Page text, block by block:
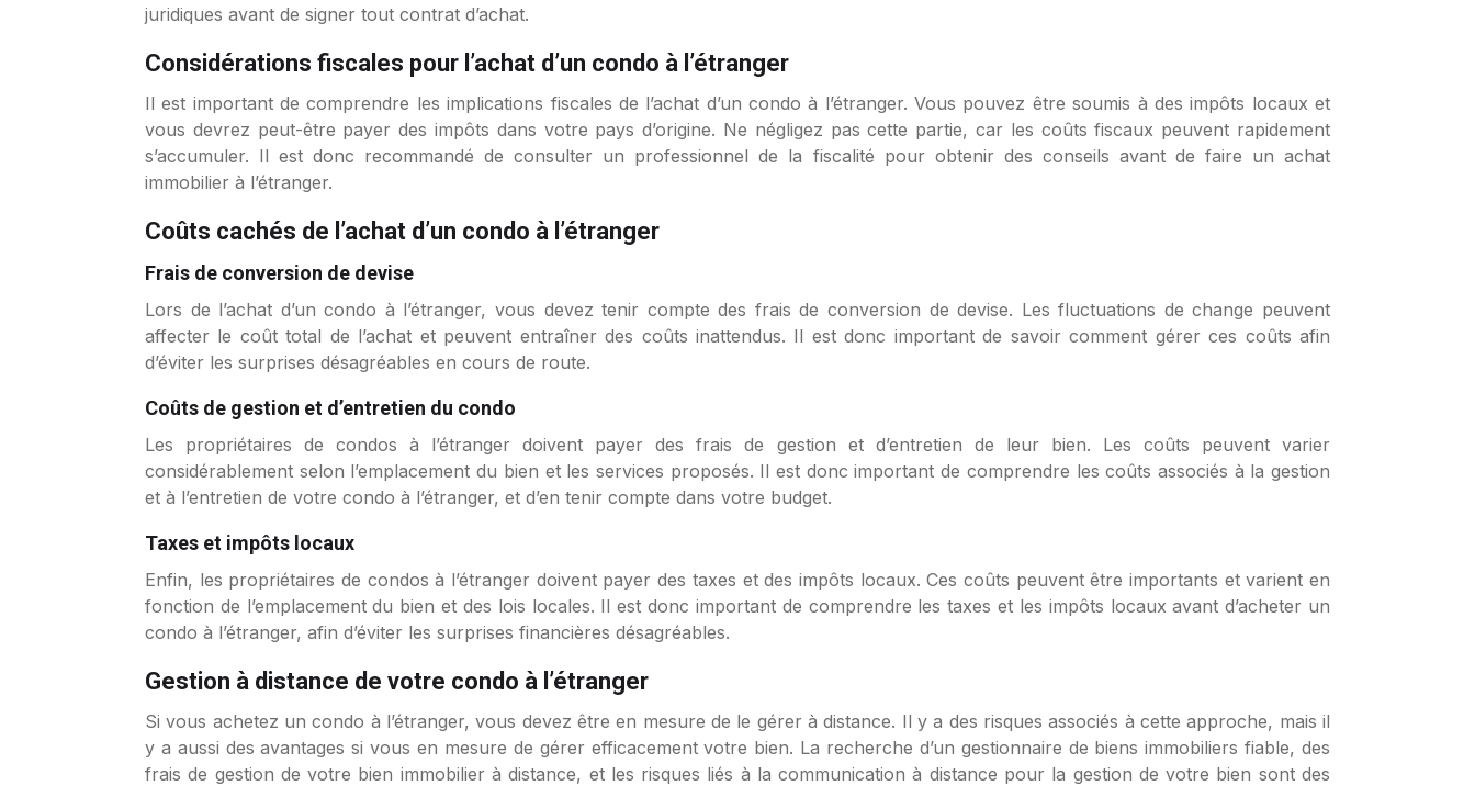
juridiques avant de signer tout contrat d’achat.
Considérations fiscales pour l’achat d’un condo à l’étranger
Il est important de comprendre les implications fiscales de l’achat d’un condo à l’étranger. Vous pouvez être soumis à des impôts locaux et
vous devrez peut-être payer des impôts dans votre pays d’origine. Ne négligez pas cette partie, car les coûts fiscaux peuvent rapidement
s’accumuler. Il est donc recommandé de consulter un professionnel de la fiscalité pour obtenir des conseils avant de faire un achat
immobilier à l’étranger.
Coûts cachés de l’achat d’un condo à l’étranger
Frais de conversion de devise
Lors de l’achat d’un condo à l’étranger, vous devez tenir compte des frais de conversion de devise. Les fluctuations de change peuvent
affecter le coût total de l’achat et peuvent entraîner des coûts inattendus. Il est donc important de savoir comment gérer ces coûts afin
d’éviter les surprises désagréables en cours de route.
Coûts de gestion et d’entretien du condo
Les propriétaires de condos à l’étranger doivent payer des frais de gestion et d’entretien de leur bien. Les coûts peuvent varier
considérablement selon l’emplacement du bien et les services proposés. Il est donc important de comprendre les coûts associés à la gestion
et à l’entretien de votre condo à l’étranger, et d’en tenir compte dans votre budget.
Taxes et impôts locaux
Enfin, les propriétaires de condos à l’étranger doivent payer des taxes et des impôts locaux. Ces coûts peuvent être importants et varient en
fonction de l’emplacement du bien et des lois locales. Il est donc important de comprendre les taxes et les impôts locaux avant d’acheter un
condo à l’étranger, afin d’éviter les surprises financières désagréables.
Gestion à distance de votre condo à l’étranger
Si vous achetez un condo à l’étranger, vous devez être en mesure de le gérer à distance. Il y a des risques associés à cette approche, mais il
y a aussi des avantages si vous en mesure de gérer efficacement votre bien. La recherche d’un gestionnaire de biens immobiliers fiable, des
frais de gestion de votre bien immobilier à distance, et les risques liés à la communication à distance pour la gestion de votre bien sont des